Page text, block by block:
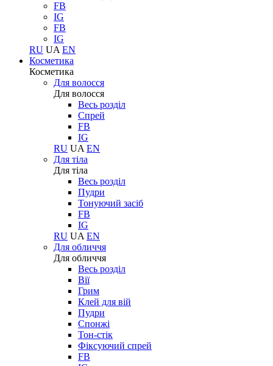
FB
IG
FB
IG
RU UA EN
Косметика
Косметика
Для волосся
Для волосся
Весь розділ
Спрей
FB
IG
RU UA EN
Для тіла
Для тіла
Весь розділ
Пудри
Тонуючий засіб
FB
IG
RU UA EN
Для обличчя
Для обличчя
Весь розділ
Вії
Грим
Клей для вій
Пудри
Спонжі
Тон-стік
Фіксуючий спрей
FB